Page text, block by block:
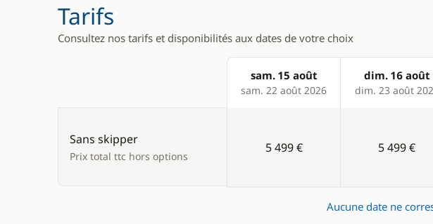
Tarifs
Consultez nos tarifs et disponibilités aux dates de votre choix
Products
sam. 15 août
sam. 22 août 2026
dim. 16 août
dim. 23 août
Sans skipper
Prix total ttc hors options
5 499 € 5 499 €
Aucune date ne